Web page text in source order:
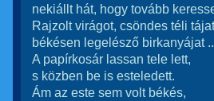
nekiállt hát, hogy tovább
Rajzolt virágot, csöndes téli
békésen legelésző birkanyájat
A papírkosár lassan tele lett,
s közben be is esteledett.
Ám az este sem volt békés,